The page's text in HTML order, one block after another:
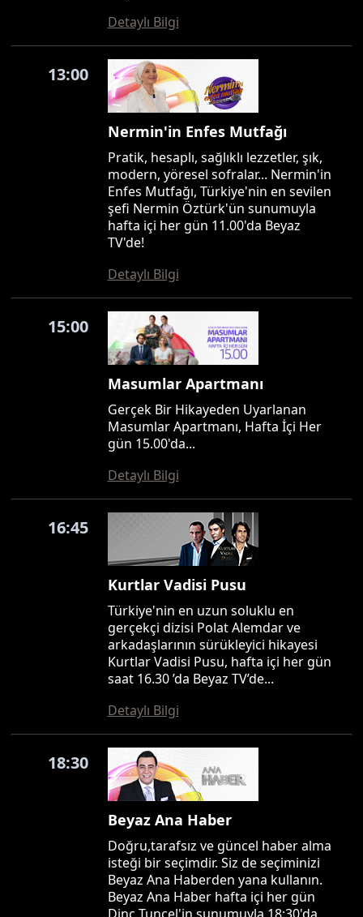
Detaylı Bilgi
13:00
Nermin'in Enfes Mutfağı
Pratik, hesaplı, sağlıklı lezzetler, şık,
modern, yöresel sofralar... Nermin'in
Enfes Mutfağı, Türkiye'nin en sevilen
şefi Nermin Öztürk'ün sunumuyla
hafta içi her gün 11.00'da Beyaz
TV'de!
Detaylı Bilgi
15:00
Masumlar Apartmanı
Gerçek Bir Hikayeden Uyarlanan
Masumlar Apartmanı, Hafta İçi Her
gün 15.00'da...
Detaylı Bilgi
16:45
Kurtlar Vadisi Pusu
Türkiye'nin en uzun soluklu en
gerçekçi dizisi Polat Alemdar ve
arkadaşlarının sürükleyici hikayesi
Kurtlar Vadisi Pusu, hafta içi her gün
saat 16.30 ’da Beyaz TV’de...
Detaylı Bilgi
18:30
Beyaz Ana Haber
Doğru,tarafsız ve güncel haber alma
isteği bir seçimdir. Siz de seçiminizi
Beyaz Ana Haberden yana kullanın.
Beyaz Ana Haber hafta içi her gün